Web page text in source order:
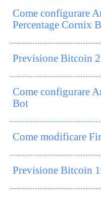
Come configurare
Percentage Cornix
Previsione Bitcoin
Come configurare
Bot
Come modificare
Previsione Bitcoin